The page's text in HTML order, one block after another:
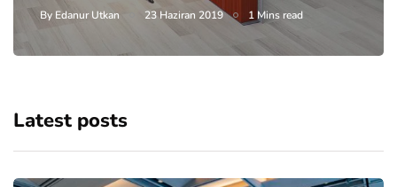
By Edanur Utkan 23 Haziran 2019 1 Mins read
Latest posts